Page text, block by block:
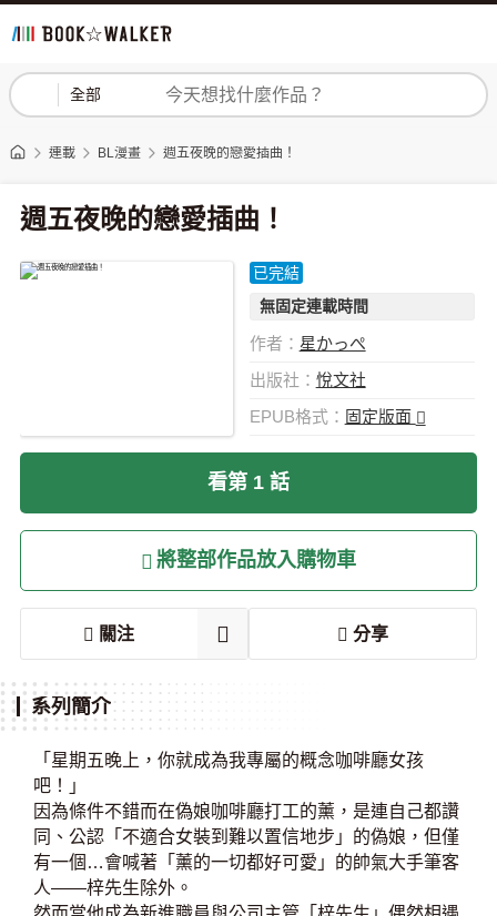
全部 登入 註冊
連載 BL漫畫 週五夜晚的戀愛插曲！
週五夜晚的戀愛插曲！
已完結
無固定連載時間
作者： 星かっぺ
出版社： 悅文社
EPUB格式： 固定版面
看第 1 話
將整部作品放入購物車
關注 分享
系列簡介
「星期五晚上，你就成為我專屬的概念咖啡廳女孩
吧！」
因為條件不錯而在偽娘咖啡廳打工的薰，是連自己都讚
同、公認「不適合女裝到難以置信地步」的偽娘，但僅
有一個…會喊著「薰的一切都好可愛」的帥氣大手筆客
人――梓先生除外。